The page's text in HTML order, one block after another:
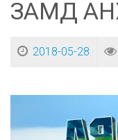
ЗАМД
2018-05-28